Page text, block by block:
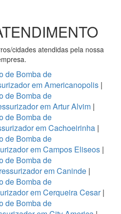
cidades atendidas pela nossa
de Bomba de
em Americanopolis |
de Bomba de
em Artur Alvim |
de Bomba de
em Cachoeirinha|
de Bomba de
em Campos Eliseos |
de Bomba de
em Caninde |
de Bomba de
em Cerqueira Cesar|
de Bomba de